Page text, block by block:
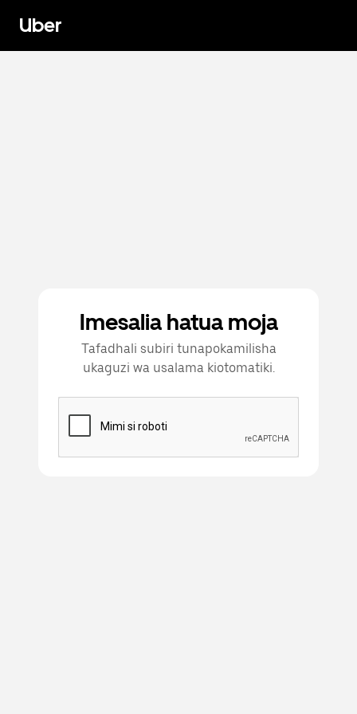
Uber
Imesalia hatua moja
Tafadhali subiri tunapokamilisha
ukaguzi wa usalama kiotomatiki.